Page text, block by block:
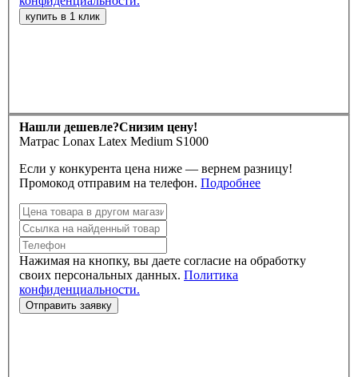
Нашли дешевле?Снизим цену!
Матрас Lonax Latex Medium S1000
Если у конкурента цена ниже — вернем разницу!
Промокод отправим на телефон. Подробнее
Нажимая на кнопку, вы даете согласие на обработку
своих персональных данных. Политика
конфиденциальности.